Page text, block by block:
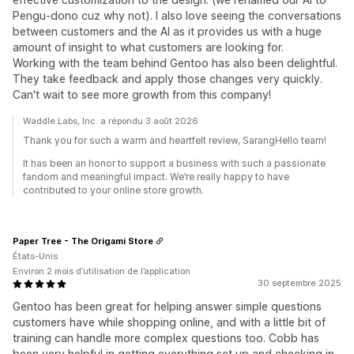
Pengu-dono cuz why not). I also love seeing the conversations
between customers and the AI as it provides us with a huge
amount of insight to what customers are looking for.
Working with the team behind Gentoo has also been delightful.
They take feedback and apply those changes very quickly.
Can't wait to see more growth from this company!
Waddle Labs, Inc. a répondu 3 août 2026
Thank you for such a warm and heartfelt review, SarangHello team!
It has been an honor to support a business with such a passionate
fandom and meaningful impact. We’re really happy to have
contributed to your online store growth.
30 septembre 2025
Gentoo has been great for helping answer simple questions
customers have while shopping online, and with a little bit of
training can handle more complex questions too. Cobb has
Paper Tree - The Origami Store
États-Unis
Environ 2 mois d’utilisation de l’application